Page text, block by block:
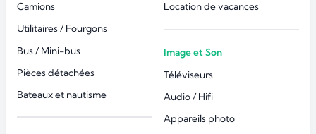
Camions
Utilitaires / Fourgons
Bus / Mini-bus
Pièces détachées
Bateaux et nautisme
Location de vacances
Image et Son
Téléviseurs
Audio / Hifi
Appareils photo